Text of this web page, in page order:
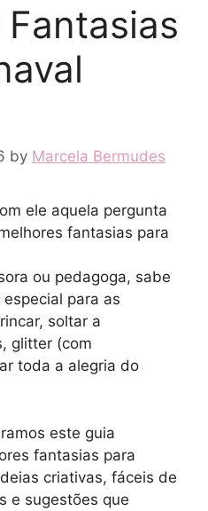
by Marcela Bermudes
ele aquela pergunta
fantasias para
ou pedagoga, sabe
para as
soltar a
glitter (com
toda a alegria do
este guia
fantasias para
criativas, fáceis de
e sugestões que